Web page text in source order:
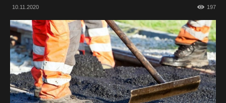
10.11.2020 197